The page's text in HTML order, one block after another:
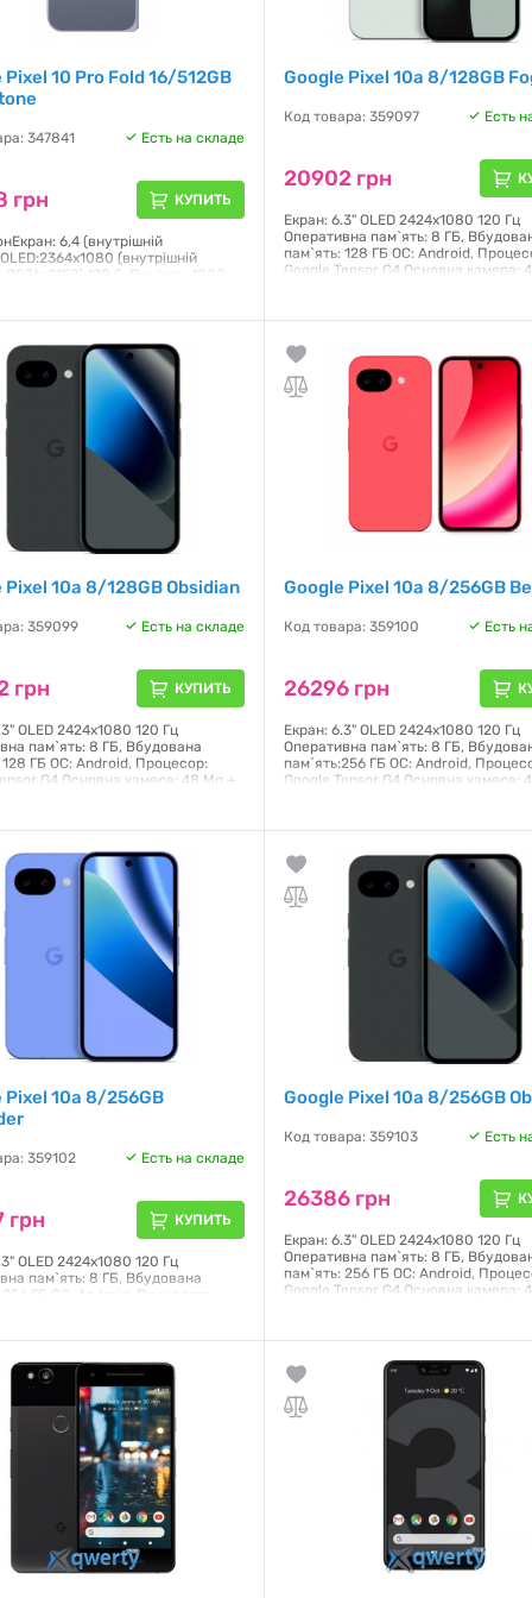
Pixel 10 Pro Fold 16/512GB
347841 Есть на складе
грн КУПИТЬ
6,4 (внутрішній
(внутрішній
2076x2152):120 ГцПам'ять: 1000
ширококутна)
3 месяца
Google Pixel 10a 8/128GB
Код товара: 359097 Есть
20902 грн
Екран: 6.3" OLED 2424x1080 120 Гц
Оперативна пам`ять: 8 ГБ,
пам`ять: 128 ГБ ОС: Android,
Google Tensor G4 Основна камера:
Стандарт зв'язку: 2G (EDGE), 3G
73 x 9 мм, Вага: 183 г, Колір:Fog
корпусу: Пилозахищений.
Гарантия:
Pixel 10a 8/128GB Obsidian
359099 Есть на складе
грн КУПИТЬ
OLED 2424x1080 120 Гц
пам`ять: 8 ГБ, Вбудована
128 ГБ ОС: Android, Процесор:
G4 Основна камера: 48 Мп +
зв'язку: 2G (EDGE), 3G
4G (LTE), 5G Розмір: 153.9 x
Вага: 183 г, Колір: Obsidian Захист
Пилозахищений.
Google Pixel 10a 8/256GB
Код товара: 359100 Есть
26296 грн
Екран: 6.3" OLED 2424x1080 120 Гц
Оперативна пам`ять: 8 ГБ,
пам`ять:256 ГБ ОС: Android,
Google Tensor G4 Основна камера:
Стандарт зв'язку: 2G (EDGE), 3G
73 x 9 мм, Вага: 183 г, Колір: Pink
корпусу: Пилозахищений,
Вологозахищений, IP68
Гарантия:
Pixel 10a 8/256GB
359102 Есть на складе
грн КУПИТЬ
OLED 2424x1080 120 Гц
пам`ять: 8 ГБ, Вбудована
ГБ ОС: Android, Процесор:
5100 мАг Кількість SIM-карт: 2
зв'язку: 2G (EDGE), 3G
4G (LTE), 5G Розмір: 153.9 x
Вага: 183 г, Колір:Lavender
Пилозахищений.
Google Pixel 10a 8/256GB
Код товара: 359103 Есть
26386 грн
Екран: 6.3" OLED 2424x1080 120 Гц
Оперативна пам`ять: 8 ГБ,
пам`ять: 256 ГБ ОС: Android,
Google Tensor G4 Основна камера:
Стандарт зв'язку: 2G (EDGE), 3G
(WCDMA/UMTS), 4G (LTE), 5G
73 x 9 мм, Вага: 183 г, Колір:
корпусу: Пилозахищений.